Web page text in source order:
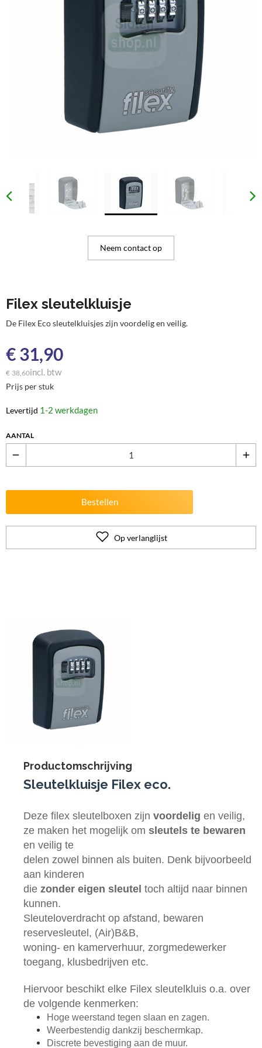
Neem contact op
Filex sleutelkluisje
De Filex Eco sleutelkluisjes zijn voordelig en veilig.
€31,90
€ 38,60incl. btw
Prijs per stuk
Levertijd 1-2 werkdagen
AANTAL
remove add
Bestellen
Op verlanglijst
Productomschrijving
Sleutelkluisje Filex eco.
Deze filex sleutelboxen zijn voordelig en veilig,
ze maken het mogelijk om sleutels te bewaren
en veilig te
delen zowel binnen als buiten. Denk bijvoorbeeld
aan kinderen
die zonder eigen sleutel toch altijd naar binnen
kunnen.
Sleuteloverdracht op afstand, bewaren
reservesleutel, (Air)B&B,
woning- en kamerverhuur, zorgmedewerker
toegang, klusbedrijven etc.
Hiervoor beschikt elke Filex sleutelkluis o.a. over
de volgende kenmerken:
Hoge weerstand tegen slaan en zagen.
Weerbestendig dankzij beschermkap.
Discrete bevestiging aan de muur.